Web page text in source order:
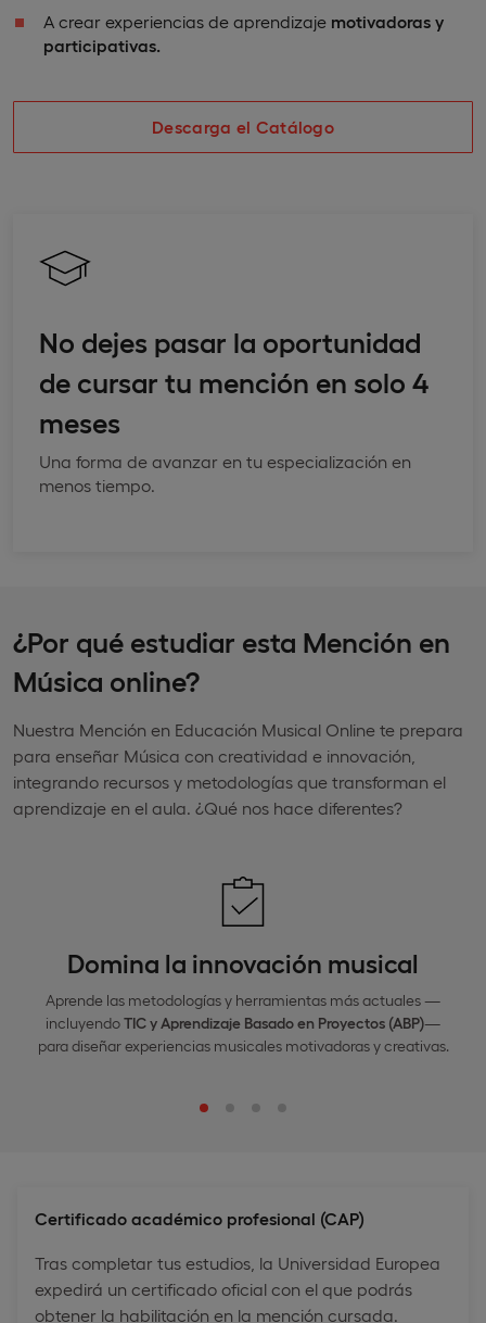
A crear experiencias de aprendizaje motivadoras y
participativas.
Descarga el Catálogo
No dejes pasar la oportunidad
de cursar tu mención en solo 4
meses
Una forma de avanzar en tu especialización en
menos tiempo.
¿Por qué estudiar esta Mención en
Música online?
Nuestra Mención en Educación Musical Online te prepara
para enseñar Música con creatividad e innovación,
integrando recursos y metodologías que transforman el
aprendizaje en el aula. ¿Qué nos hace diferentes?
Domina la innovación musical
Aprende las metodologías y herramientas más actuales —
incluyendoTIC y Aprendizaje Basado en Proyectos (ABP)—
para diseñar experiencias musicales motivadoras y creativas.
Certificado académico profesional (CAP)
Tras completar tus estudios, la Universidad Europea
expedirá un certificado oficial con el que podrás
obtener la habilitación en la mención cursada.